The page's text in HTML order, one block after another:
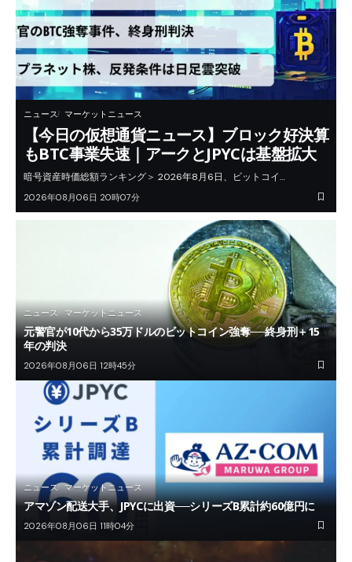
ニュース マーケットニュース
【今日の仮想通貨ニュース】ブロック好決算
もBTC事業失速｜アークとJPYCは基盤拡大
暗号資産時価総額ランキング＞ 2026年8月6日、ビットコイ…
2026年08月06日 20時07分
ニュース マーケットニュース
元警官が10代から35万ドルのビットコイン強奪──終身刑＋15
年の判決
2026年08月06日 12時45分
ニュース マーケットニュース
アマゾン配送大手、JPYCに出資──シリーズB累計約60億円に
2026年08月06日 11時04分